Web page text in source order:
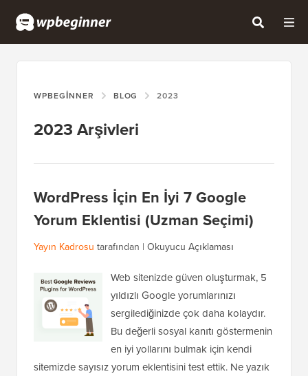
WPBEGINNER BLOG 2023
2023 Arşivleri
WordPress İçin En İyi 7 Google
Yorum Eklentisi (Uzman Seçimi)
Yayın Kadrosu tarafından | Okuyucu Açıklaması
Web sitenizde güven oluşturmak, 5
yıldızlı Google yorumlarınızı
sergilediğinizde çok daha kolaydır.
Bu değerli sosyal kanıtı göstermenin
en iyi yollarını bulmak için kendi
sitemizde sayısız yorum eklentisini test ettik. Ne yazık